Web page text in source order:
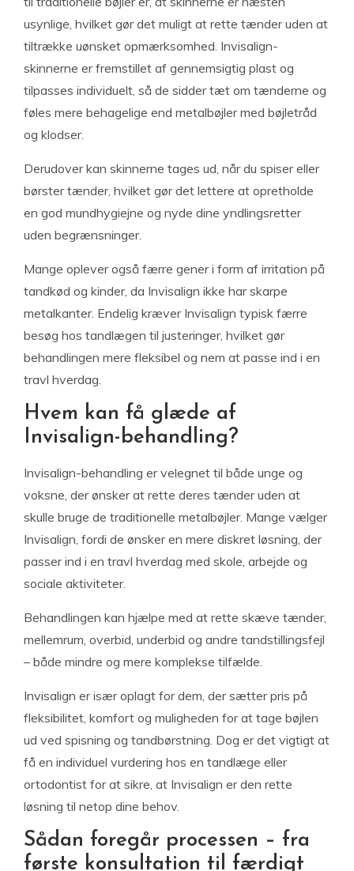
usynlige, hvilket gør det muligt at rette tænder uden at
tiltrække uønsket opmærksomhed. Invisalign-
skinnerne er fremstillet af gennemsigtig plast og
tilpasses individuelt, så de sidder tæt om tænderne og
føles mere behagelige end metalbøjler med bøjletråd
og klodser.
Derudover kan skinnerne tages ud, når du spiser eller
børster tænder, hvilket gør det lettere at opretholde
en god mundhygiejne og nyde dine yndlingsretter
uden begrænsninger.
Mange oplever også færre gener i form af irritation på
tandkød og kinder, da Invisalign ikke har skarpe
metalkanter. Endelig kræver Invisalign typisk færre
besøg hos tandlægen til justeringer, hvilket gør
behandlingen mere fleksibel og nem at passe ind i en
travl hverdag.
Hvem kan få glæde af
Invisalign-behandling?
Invisalign-behandling er velegnet til både unge og
voksne, der ønsker at rette deres tænder uden at
skulle bruge de traditionelle metalbøjler. Mange vælger
Invisalign, fordi de ønsker en mere diskret løsning, der
passer ind i en travl hverdag med skole, arbejde og
sociale aktiviteter.
Behandlingen kan hjælpe med at rette skæve tænder,
mellemrum, overbid, underbid og andre tandstillingsfejl
– både mindre og mere komplekse tilfælde.
Invisalign er især oplagt for dem, der sætter pris på
fleksibilitet, komfort og muligheden for at tage bøjlen
ud ved spisning og tandbørstning. Dog er det vigtigt at
få en individuel vurdering hos en tandlæge eller
ortodontist for at sikre, at Invisalign er den rette
løsning til netop dine behov.
Sådan foregår processen – fra
første konsultation til færdigt